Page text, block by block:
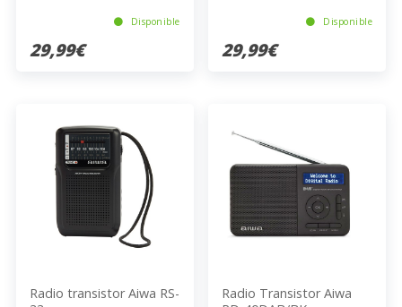
Disponible
29,99€
Disponible
29,99€
Radio transistor Aiwa RS-
Radio Transistor Aiwa